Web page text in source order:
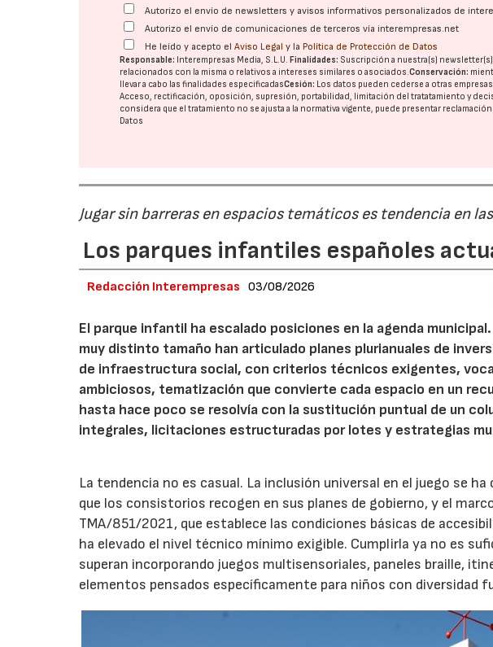
Autorizo el envío de newsletters y avisos informativos personalizados de
Autorizo el envío de comunicaciones de terceros vía interempresas.net
He leído y acepto elAviso Legal y la Política de Protección de Datos
Responsable: Interempresas Media, S.L.U. Finalidades: Suscripción a nuestra(s)
relacionados con la misma o relativos a intereses similares o asociados.Conservación:
llevar a cabo las finalidades especificadasCesión: Los datos pueden cederse a otras
Acceso, rectificación, oposición, supresión, portabilidad, limitación del tratatamiento y
considera que el tratamiento no se ajusta a la normativa vigente, puede presentar
Datos
Jugar sin barreras en espacios temáticos es tendencia en
Los parques infantiles españoles
Redacción Interempresas 03/08/2026
El parque infantil ha escalado posiciones en la agenda
muy distinto tamaño han articulado planes plurianuales de
de infraestructura social, con criterios técnicos exigentes,
ambiciosos, tematización que convierte cada espacio en un
hasta hace poco se resolvía con la sustitución puntual de un
integrales, licitaciones estructuradas por lotes y estrategias
La tendencia no es casual. La inclusión universal en el juego se
que los consistorios recogen en sus planes de gobierno, y el
TMA/851/2021, que establece las condiciones básicas de
ha elevado el nivel técnico mínimo exigible. Cumplirla ya no es
superan incorporando juegos multisensoriales, paneles braille,
elementos pensados específicamente para niños con diversidad